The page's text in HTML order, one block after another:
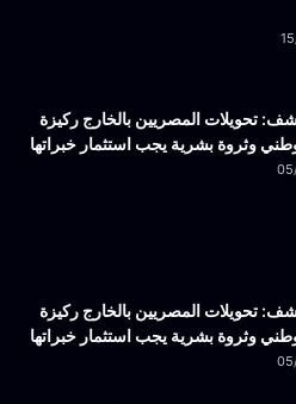
تحويلات المصريين بالخارج ركيزة
وثروة بشرية يجب استثمار خبراتها
تحويلات المصريين بالخارج ركيزة
وثروة بشرية يجب استثمار خبراتها